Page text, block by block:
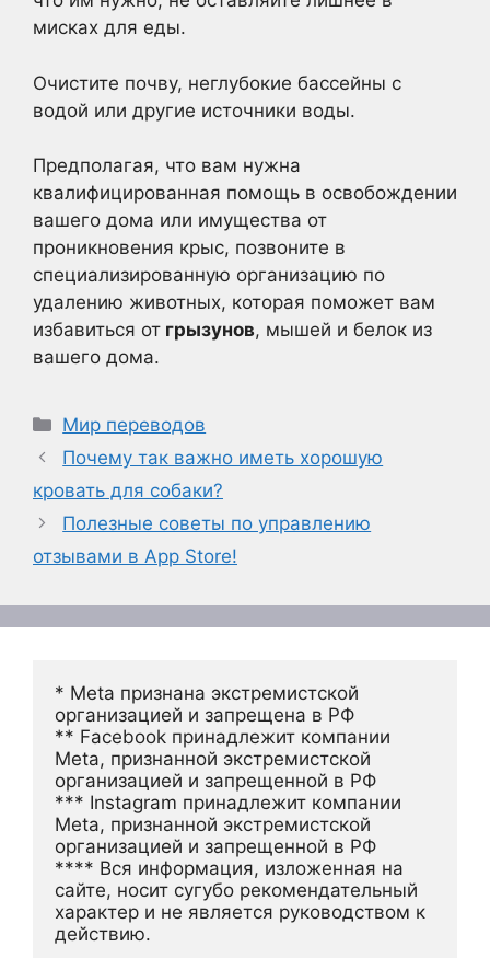
мисках для еды.
Очистите почву, неглубокие бассейны с
водой или другие источники воды.
Предполагая, что вам нужна
квалифицированная помощь в освобождении
вашего дома или имущества от
проникновения крыс, позвоните в
специализированную организацию по
удалению животных, которая поможет вам
избавиться от грызунов, мышей и белок из
вашего дома.
Рубрики
Мир переводов
Почему так важно иметь хорошую
кровать для собаки?
Полезные советы по управлению
отзывами в App Store!
* Meta признана экстремистской
организацией и запрещена в РФ
** Facebook принадлежит компании
Meta, признанной экстремистской
организацией и запрещенной в РФ
*** Instagram принадлежит компании
Meta, признанной экстремистской
организацией и запрещенной в РФ
**** Вся информация, изложенная на
сайте, носит сугубо рекомендательный
характер и не является руководством к
действию.